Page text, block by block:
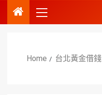
Home 台北黃金借錢